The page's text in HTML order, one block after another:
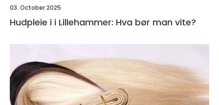
03. October 2025
Hudpleie i i Lillehammer: Hva bør man vite?